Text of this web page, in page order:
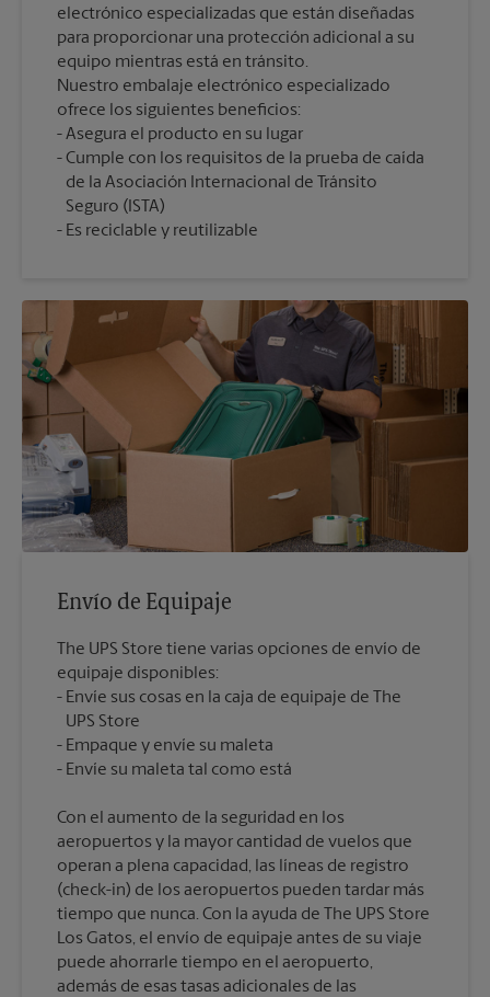
electrónico especializadas que están diseñadas
para proporcionar una protección adicional a su
equipo mientras está en tránsito.
Nuestro embalaje electrónico especializado
ofrece los siguientes beneficios:
Asegura el producto en su lugar
Cumple con los requisitos de la prueba de caída
de la Asociación Internacional de Tránsito
Seguro (ISTA)
Es reciclable y reutilizable
Envío de Equipaje
The UPS Store tiene varias opciones de envío de
equipaje disponibles:
Envíe sus cosas en la caja de equipaje de The
UPS Store
Empaque y envíe su maleta
Con el aumento de la seguridad en los
aeropuertos y la mayor cantidad de vuelos que
operan a plena capacidad, las líneas de registro
(check-in) de los aeropuertos pueden tardar más
tiempo que nunca. Con la ayuda de The UPS Store
Los Gatos, el envío de equipaje antes de su viaje
puede ahorrarle tiempo en el aeropuerto,
además de esas tasas adicionales de las